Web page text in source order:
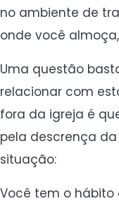
no ambiente de
onde você
Uma questão
relacionar com
fora da igreja é
pela descrença
situação:
Você tem o